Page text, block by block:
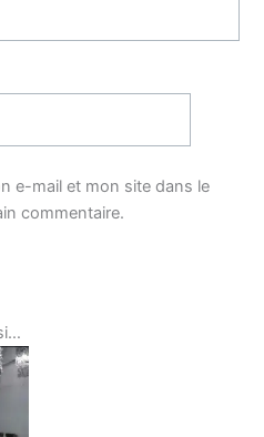
e-mail et mon site dans le
commentaire.